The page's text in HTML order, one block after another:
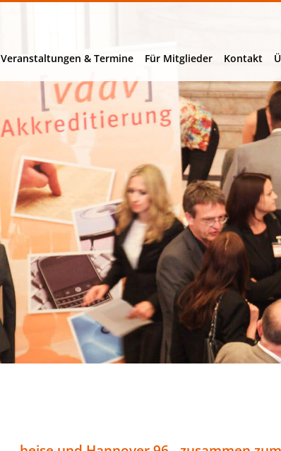
Veranstaltungen & Termine Für Mitglieder Kontakt